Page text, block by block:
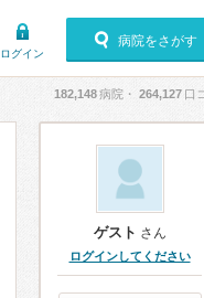
ログイン
病院をさがす
182,148病院・ 264,127 口
ゲスト さん
ログインしてください